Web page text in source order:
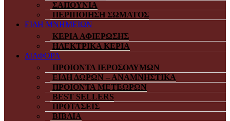
ΣΑΠΟΥΝΙΑ
ΠΕΡΙΠΟΙΗΣΗ ΣΩΜΑΤΟΣ
ΕΙΔΗ ΜΝΗΜΕΙΩΝ
ΚΕΡΙΑ ΑΦΙΕΡΩΣΗΣ
ΗΛΕΚΤΡΙΚΑ ΚΕΡΙΑ
ΔΙΑΦΟΡΑ
ΠΡΟΙΟΝΤΑ ΙΕΡΟΣΟΛΥΜΩΝ
ΕΙΔΗ ΔΩΡΩΝ – ΑΝΑΜΝΗΣΤΙΚΑ
ΠΡΟΙΟΝΤΑ ΜΕΤΕΩΡΩΝ
BEST SELLERS
ΠΡΟΤΑΣΕΙΣ
ΒΙΒΛΙΑ